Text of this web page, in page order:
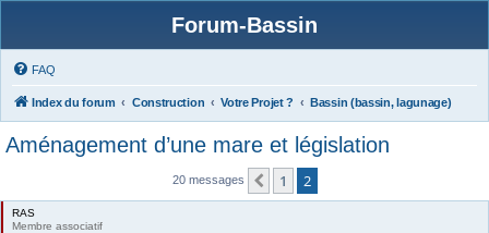
Forum-Bassin
FAQ
Index du forum Construction Votre Projet ? Bassin (bassin, lagunage)
Aménagement d’une mare et législation
20 messages Précédente
1 2
RAS
Membre associatif